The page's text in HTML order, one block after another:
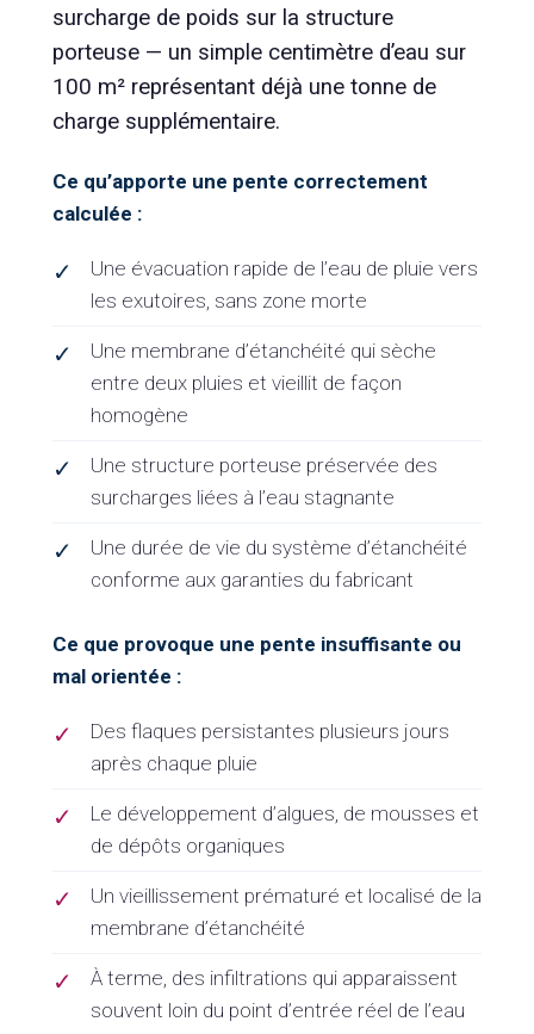
surcharge de poids sur la structure
porteuse — un simple centimètre d’eau sur
100 m² représentant déjà une tonne de
charge supplémentaire.
Ce qu’apporte une pente correctement
calculée :
✓
Une évacuation rapide de l’eau de pluie vers
les exutoires, sans zone morte
✓
Une membrane d’étanchéité qui sèche
entre deux pluies et vieillit de façon
homogène
✓
Une structure porteuse préservée des
surcharges liées à l’eau stagnante
✓
Une durée de vie du système d’étanchéité
conforme aux garanties du fabricant
Ce que provoque une pente insuffisante ou
mal orientée :
✓
Des flaques persistantes plusieurs jours
après chaque pluie
✓
Le développement d’algues, de mousses et
de dépôts organiques
✓
Un vieillissement prématuré et localisé de la
membrane d’étanchéité
✓
À terme, des infiltrations qui apparaissent
souvent loin du point d’entrée réel de l’eau